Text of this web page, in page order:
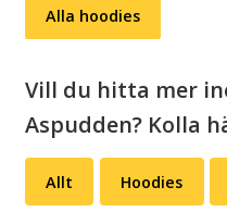
Alla hoodies
Vill du hitta mer
Aspudden? Kolla
Allt Hoodies